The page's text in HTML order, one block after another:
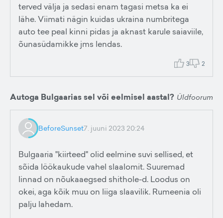
terved välja ja sedasi enam tagasi metsa ka ei
lähe. Viimati nägin kuidas ukraina numbritega
auto tee peal kinni pidas ja aknast karule saiaviile,
õunasüdamikke jms lendas.
3 2
Autoga Bulgaarias sel või eelmisel aastal? Üldfoorum
BeforeSunset7. juuni 2023 20:24
Bulgaaria "kiirteed" olid eelmine suvi sellised, et
sõida löökaukude vahel slaalomit. Suuremad
linnad on nõukaaegsed shithole-d. Loodus on
okei, aga kõik muu on liiga slaavilik. Rumeenia oli
palju lahedam.